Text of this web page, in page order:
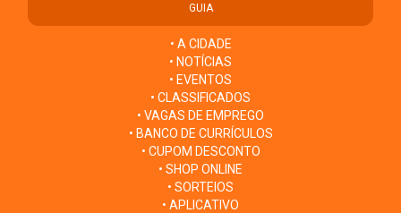
GUIA
• A CIDADE
• NOTÍCIAS
• EVENTOS
• CLASSIFICADOS
• VAGAS DE EMPREGO
• BANCO DE CURRÍCULOS
• CUPOM DESCONTO
• SHOP ONLINE
• SORTEIOS
• APLICATIVO